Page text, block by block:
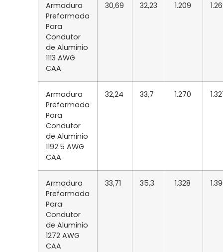
Armadura
Preformada
Para
Condutor
de Aluminio
1113 AWG
CAA
30,69 32,23 1.209
Armadura
Preformada
Para
Condutor
de Aluminio
1192.5 AWG
CAA
32,24 33,7 1.270
Armadura
Preformada
Para
Condutor
de Aluminio
1272 AWG
CAA
33,71 35,3 1.328